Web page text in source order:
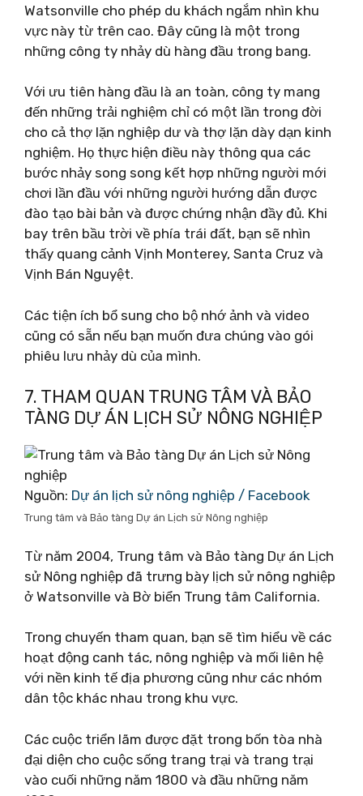
Watsonville cho phép du khách ngắm nhìn khu
vực này từ trên cao. Đây cũng là một trong
những công ty nhảy dù hàng đầu trong bang.
Với ưu tiên hàng đầu là an toàn, công ty mang
đến những trải nghiệm chỉ có một lần trong đời
cho cả thợ lặn nghiệp dư và thợ lặn dày dạn kinh
nghiệm. Họ thực hiện điều này thông qua các
bước nhảy song song kết hợp những người mới
chơi lần đầu với những người hướng dẫn được
đào tạo bài bản và được chứng nhận đầy đủ. Khi
bay trên bầu trời về phía trái đất, bạn sẽ nhìn
thấy quang cảnh Vịnh Monterey, Santa Cruz và
Vịnh Bán Nguyệt.
Các tiện ích bổ sung cho bộ nhớ ảnh và video
cũng có sẵn nếu bạn muốn đưa chúng vào gói
phiêu lưu nhảy dù của mình.
7. THAM QUAN TRUNG TÂM VÀ BẢO
TÀNG DỰ ÁN LỊCH SỬ NÔNG NGHIỆP
Nguồn: Dự án lịch sử nông nghiệp / Facebook
Trung tâm và Bảo tàng Dự án Lịch sử Nông nghiệp
Từ năm 2004, Trung tâm và Bảo tàng Dự án Lịch
sử Nông nghiệp đã trưng bày lịch sử nông nghiệp
ở Watsonville và Bờ biển Trung tâm California.
Trong chuyến tham quan, bạn sẽ tìm hiểu về các
hoạt động canh tác, nông nghiệp và mối liên hệ
với nền kinh tế địa phương cũng như các nhóm
dân tộc khác nhau trong khu vực.
Các cuộc triển lãm được đặt trong bốn tòa nhà
đại diện cho cuộc sống trang trại và trang trại
vào cuối những năm 1800 và đầu những năm